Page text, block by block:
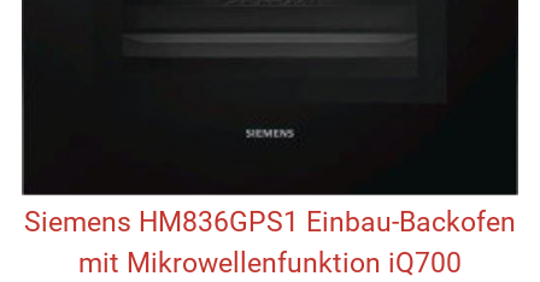
Siemens HM836GPS1 Einbau-Backofen
mit Mikrowellenfunktion iQ700